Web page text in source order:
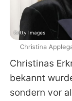
Christinas
bekannt
sondern vor
Getty Images
Christina